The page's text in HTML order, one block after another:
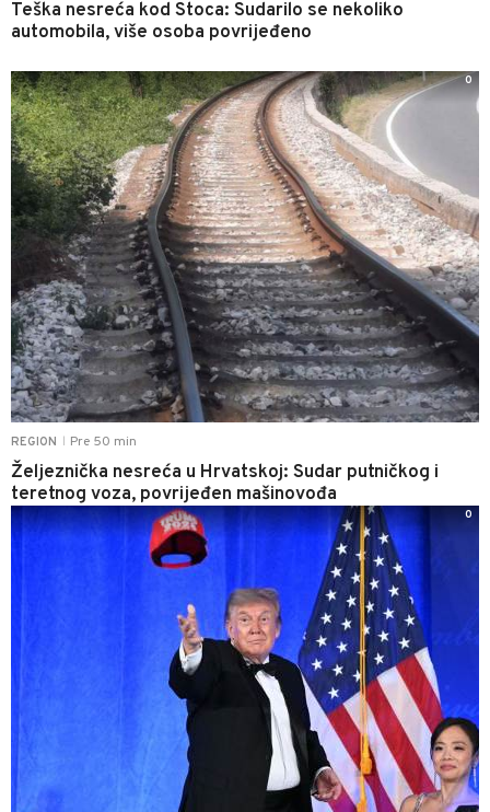
Teška nesreća kod Stoca: Sudarilo se nekoliko
automobila, više osoba povrijeđeno
REGION Pre 50 min
Željeznička nesreća u Hrvatskoj: Sudar putničkog i
teretnog voza, povrijeđen mašinovođa
0
0